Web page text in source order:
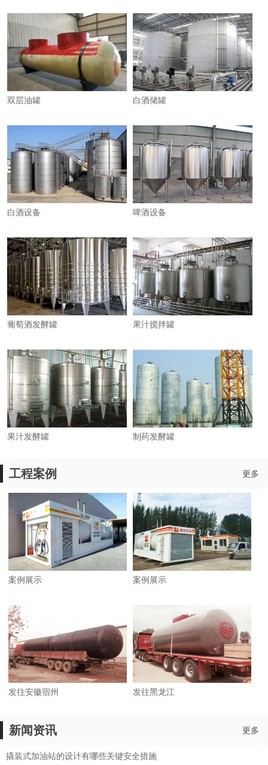
双层油罐 白酒储罐
白酒设备 啤酒设备
葡萄酒发酵罐 果汁搅拌罐
果汁发酵罐 制药发酵罐
工程案例 更多
案例展示 案例展示
发往安徽宿州 发往黑龙江
新闻资讯 更多
撬装式加油站的设计有哪些关键安全措施